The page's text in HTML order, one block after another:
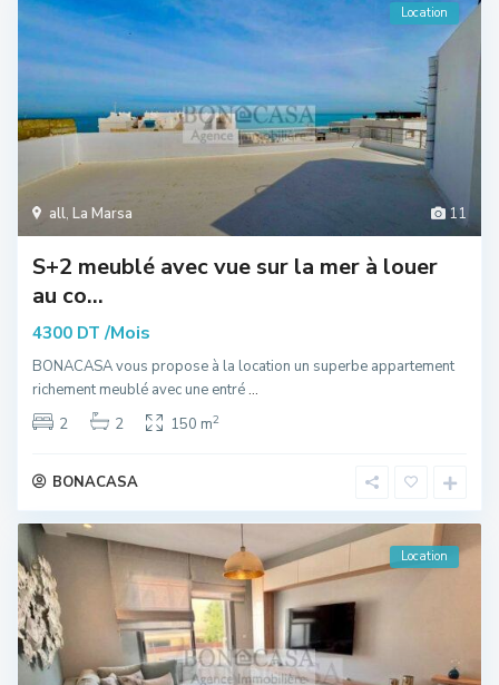
11
all, La Marsa
Location
S+2 meublé avec vue sur la mer à louer
au co...
4300 DT /Mois
BONACASA vous propose à la location un superbe appartement
richement meublé avec une entré...
2
2 150 m2
BONACASA
Location